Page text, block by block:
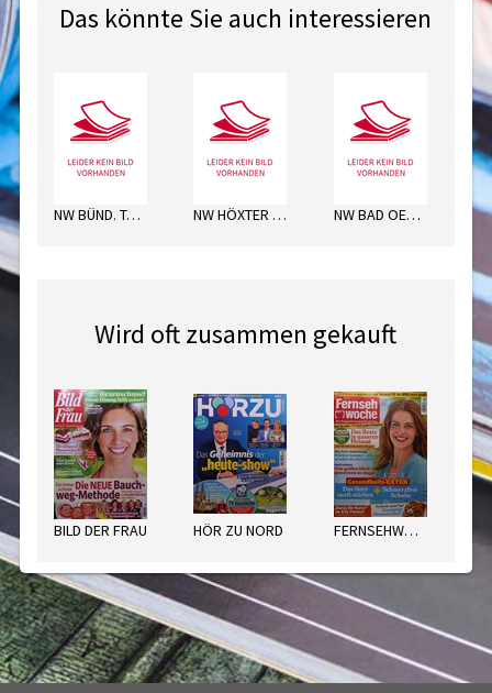
Das könnte Sie auch interessieren
NW BÜND. TAGEBL. MI NW HÖXTER MO NW BAD OEYNHAUS. DO
Wird oft zusammen gekauft
BILD DER FRAU HÖR ZU NORD FERNSEHWOCHE NORD